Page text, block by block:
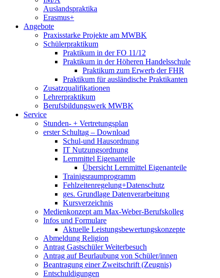
Auslandspraktika
Erasmus+
Angebote
Praxisstarke Projekte am MWBK
Schülerpraktikum
Praktikum in der FO 11/12
Praktikum in der Höheren Handelsschule
Praktikum zum Erwerb der FHR
Praktikum für ausländische Praktikanten
Zusatzqualifikationen
Lehrerpraktikum
Berufsbildungswerk MWBK
Service
Stunden- + Vertretungsplan
erster Schultag – Download
Schul-und Hausordnung
IT Nutzungsordnung
Lernmittel Eigenanteile
Übersicht Lernmittel Eigenanteile
Trainigsraumprogramm
Fehlzeitenregelung+Datenschutz
ges. Grundlage Datenverarbeitung
Kursverzeichnis
Medienkonzept am Max-Weber-Berufskolleg
Infos und Formulare
Aktuelle Leistungsbewertungskonzepte
Abmeldung Religion
Antrag Gastschüler Weiterbesuch
Antrag auf Beurlaubung von Schüler/innen
Beantragung einer Zweitschrift (Zeugnis)
Entschuldigungen